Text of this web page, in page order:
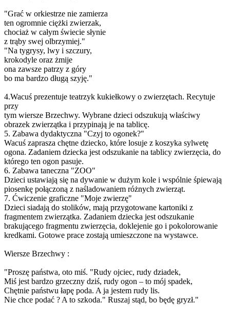
"Grać w orkiestrze nie zamierza
ten ogromnie ciężki zwierzak,
chociaż w całym świecie słynie
z trąby swej olbrzymiej."
"Na tygrysy, lwy i szczury,
krokodyle oraz żmije
ona zawsze patrzy z góry
bo ma bardzo długą szyję."
4.Wacuś prezentuje teatrzyk kukiełkowy o zwierzętach. Recytuje
przy
tym wiersze Brzechwy. Wybrane dzieci odszukują właściwy
obrazek zwierzątka i przypinają je na tablicę.
5. Zabawa dydaktyczna "Czyj to ogonek?"
Wacuś zaprasza chętne dziecko, które losuje z koszyka sylwetę
ogona. Zadaniem dziecka jest odszukanie na tablicy zwierzęcia, do
którego ten ogon pasuje.
6. Zabawa taneczna "ZOO"
Dzieci ustawiają się na dywanie w dużym kole i wspólnie śpiewają
piosenkę połączoną z naśladowaniem różnych zwierząt.
7. Ćwiczenie graficzne "Moje zwierzę"
Dzieci siadają do stolików, mają przygotowane kartoniki z
fragmentem zwierzątka. Zadaniem dziecka jest odszukanie
brakującego fragmentu zwierzęcia, doklejenie go i pokolorowanie
kredkami. Gotowe prace zostają umieszczone na wystawce.
Wiersze Brzechwy :
"Proszę państwa, oto miś. "Rudy ojciec, rudy dziadek,
Miś jest bardzo grzeczny dziś, rudy ogon – to mój spadek,
Chętnie państwu łapę poda. A ja jestem rudy lis.
Nie chce podać ? A to szkoda." Ruszaj stąd, bo będę gryzł."